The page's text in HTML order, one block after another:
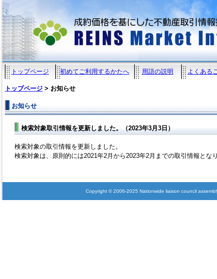
トップページ 初めてご利用するかたへ 用語の説明 よくある
トップページ > お知らせ
お知らせ
検索対象取引情報を更新しました。（2023年3月3日）
検索対象の取引情報を更新しました。
検索対象は、原則的には2021年2月から2023年2月までの取引情報とな
Copyright © 2006-2025 Nationwide liaison council